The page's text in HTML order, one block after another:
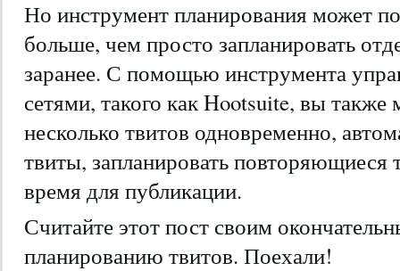
Но инструмент планирования может
больше, чем просто запланировать
заранее. С помощью инструмента
сетями, такого как Hootsuite, вы также
несколько твитов одновременно,
твиты, запланировать повторяющиеся
время для публикации.
Считайте этот пост своим
планированию твитов. Поехали!